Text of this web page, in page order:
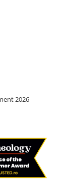
2026